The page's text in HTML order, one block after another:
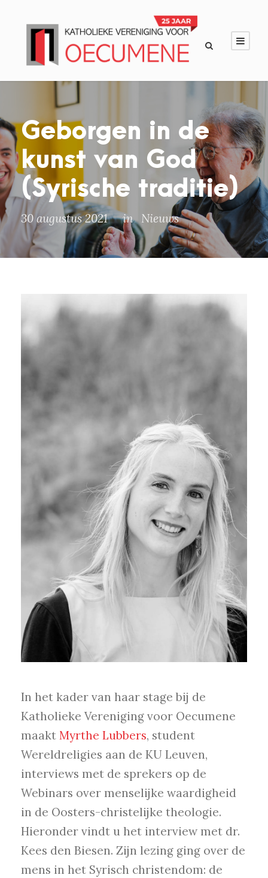
Geborgen in de
kunst van God
(Syrische traditie)
30 augustus 2021 in Nieuws
In het kader van haar stage bij de
Katholieke Vereniging voor Oecumene
maakt Myrthe Lubbers, student
Wereldreligies aan de KU Leuven,
interviews met de sprekers op de
Webinars over menselijke waardigheid
in de Oosters-christelijke theologie.
Hieronder vindt u het interview met dr.
Kees den Biesen. Zijn lezing ging over de
mens in het Syrisch christendom: de